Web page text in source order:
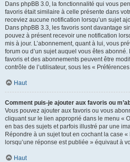
Dans phpBB 3.0, la fonctionnalité qui vous
favoris était similaire à celle présente dans
receviez aucune notification lorsqu’un sujet
Dans phpBB 3.3, les favoris sont davantage
pouvez à présent recevoir une notification
mis à jour. L’abonnement, quant à lui, vous
forum ou d’un sujet auquel vous êtes
favoris et des abonnements peuvent être
contrôle de l’utilisateur, sous les «
Haut
Comment puis-je ajouter aux favoris ou
Vous pouvez ajouter aux favoris ou vous
cliquant sur le lien approprié dans le menu «
en bas des sujets et parfois illustré par une
Répondre à un sujet tout en cochant la case
lorsqu’une réponse est publiée » équivaut à
Haut